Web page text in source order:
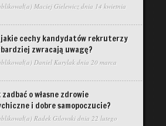
Maciej Gielewiczdnia 14 kwietnia
jakie cechy kandydatów rekruterzy
zwracają uwagę?
Daniel Kurylakdnia 20 marca
zadbać o własne zdrowie
i dobre samopoczucie?
Radek Gilowskidnia 22 lutego